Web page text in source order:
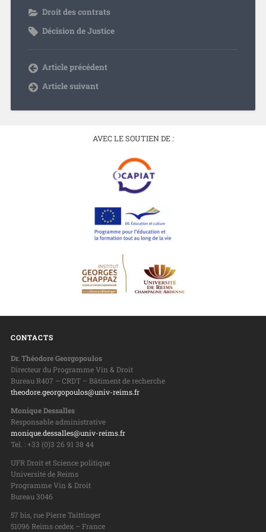
Droit des contrats
Décision de Justice
Article précédent
Article suivant
AVEC LE SOUTIEN DE :
CONTACTS
Dr. Théodore Georgopoulos
Directeur du Programme Vin & Droit
Bureau R407 – CRDT – Bâtiment de recherche
theodore.georgopoulos@univ-reims.fr
Monique Dessalles
Responsable administrative
monique.dessalles@univ-reims.fr
Tel. : +33 (0)3 26 91 38 44
UFR Droit et Science politique
Université de Reims
Programme Vin & Droit
Bureau 3046
57 bis, rue Pierre Taittinger
51096 Reims cedex – France